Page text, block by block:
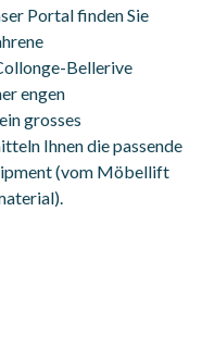
Portal finden Sie
Bellerive
engen
grosses
Ihnen die passende
(vom Möbellift